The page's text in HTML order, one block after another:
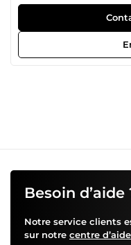
Besoin d’aide
Notre service clients
sur notre centre d’aide